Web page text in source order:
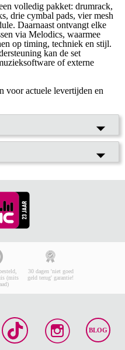
volledig pakket: drumrack,
drie cymbal pads, vier mesh
Daarnaast ontvangt elke
via Melodics, waarmee
op timing, techniek en stijl.
kan de set
of externe
voor actuele levertijden en
eRoadshow
drumstel
€ 399,-
bij de leverancier
(mits
30 dagen 'niet goed
geld terug' garantie!
BLOG